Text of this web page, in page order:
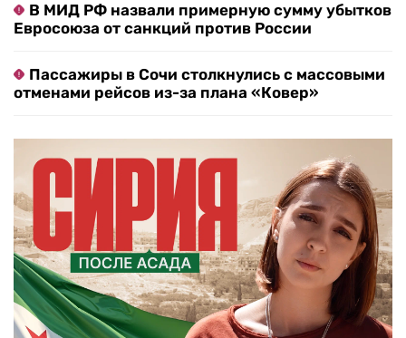
В МИД РФ назвали примерную сумму убытков
Евросоюза от санкций против России
Пассажиры в Сочи столкнулись с массовыми
отменами рейсов из-за плана «Ковер»